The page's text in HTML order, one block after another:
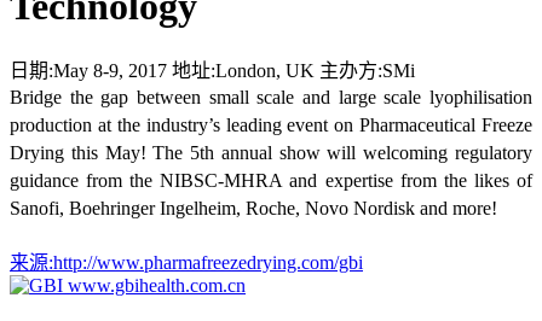
日期:May 8-9, 2017 地址:London, UK 主办方:SMi
Bridge the gap between small scale and large scale lyophilisation
production at the industry’s leading event on Pharmaceutical Freeze
Drying this May! The 5th annual show will welcoming regulatory
guidance from the NIBSC-MHRA and expertise from the likes of
Sanofi, Boehringer Ingelheim, Roche, Novo Nordisk and more!
来源:http://www.pharmafreezedrying.com/gbi
www.gbihealth.com.cn